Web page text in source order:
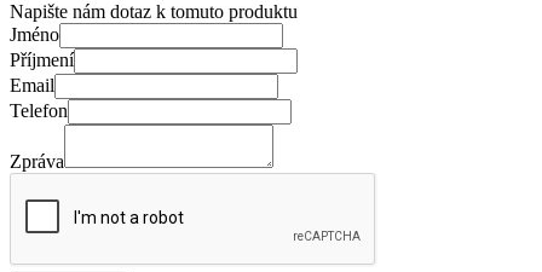
Napište nám dotaz k tomuto produktu
Jméno
Příjmení
Email
Telefon
Zpráva